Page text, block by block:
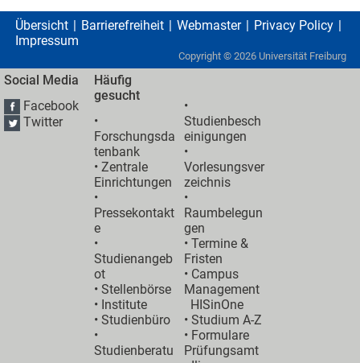
Übersicht Barrierefreiheit Webmaster
Privacy Policy
Impressum
Copyright © 2026 Universität Freiburg
Social Media
Facebook
Twitter
Häufig
gesucht
•
Forschungsda
tenbank
•Zentrale
Einrichtungen
•
Pressekontakt
e
•
Studienangeb
ot
•Stellenbörse
• Institute
•Studienbüro
•
Studienberatu
•
Studienbesch
einigungen
•
Vorlesungsver
zeichnis
•
Raumbelegun
gen
•Termine &
Fristen
• Campus
Management
HISinOne
•Studium A-Z
• Formulare
Prüfungsamt